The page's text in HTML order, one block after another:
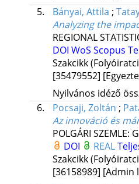
5.
Bányai, Attila ;
Analyzing the
REGIONAL
DOI WoS Scopus
Szakcikk
[35479552]
Nyilvános idéző
6.
Pocsaji, Zoltán ;
Az innováció és
POLGÁRI SZEMLE:
DOI
REAL
Szakcikk
[36158989] [Admin